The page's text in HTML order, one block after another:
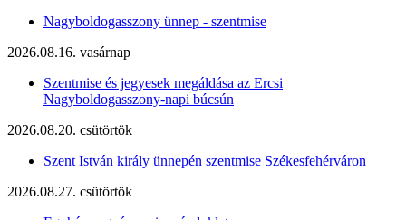
Nagyboldogasszony ünnep - szentmise
2026.08.16. vasárnap
Szentmise és jegyesek megáldása az Ercsi
Nagyboldogasszony-napi búcsún
2026.08.20. csütörtök
Szent István király ünnepén szentmise Székesfehérváron
2026.08.27. csütörtök